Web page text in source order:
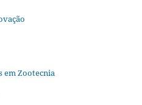
em Zootecnia